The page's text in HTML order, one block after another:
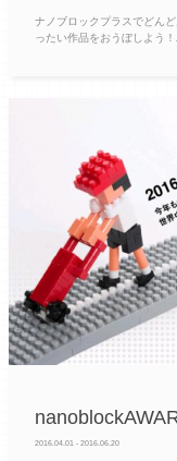
ナノブロックプラスでどん
ったい作品をおうぼしよう
2016.04.01 - 2016.06.20